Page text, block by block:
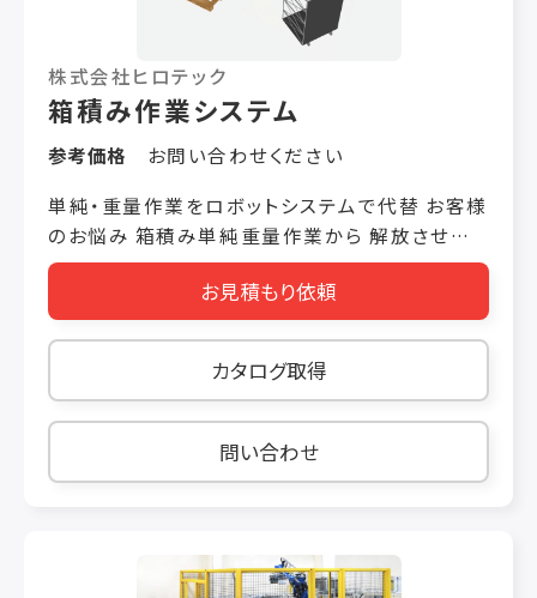
株式会社ヒロテック
箱積み作業システム
参考価格
お問い合わせください
単純・重量作業をロボットシステムで代替 お客様
のお悩み 箱積み単純重量作業から 解放させた
い 新商品が出るたび ティーチングの手間が発生
品種相違を避けたい こんな技術を使って解決し
ました ロボット把持するだけで重量測定 ビジョ
ンカメラで品種仕分け 同じサイズなら品種登録
のみでティーチング不要 システムを止めないコ
ンセプト ロボットシステム導入後 ・単純作業にか
かる人件費を削減し、 他の作業を任せられるよう
になった ・ティーチングの手間を省くことができ、
お見積もり依頼
カタログ取得
問い合わせ